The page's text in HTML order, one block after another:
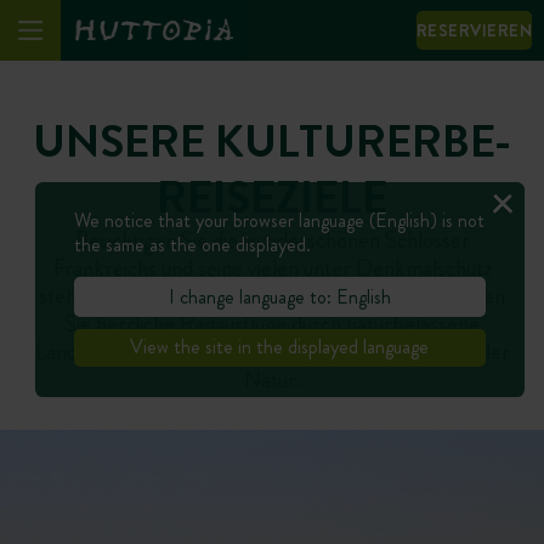
RESERVIEREN
UNSERE KULTURERBE-
REISEZIELE
Besichtigen Sie die wunderschönen Schlösser
Frankreichs und seine vielen unter Denkmalschutz
stehenden geschichtsträchtigen Bauwerke. Genießen
Sie herrliche Radausflüge durch naturbelassene
Landschaften während eines prächtigen Urlaubs in der
We notice that your browser language (English) is not
the same as the one displayed.
I change language to: English
View the site in the displayed language